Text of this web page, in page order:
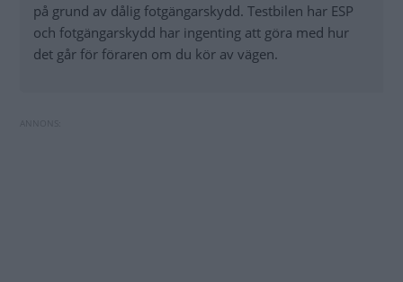
på grund av dålig fotgängarskydd. Testbilen har ESP
och fotgängarskydd har ingenting att göra med hur
det går för föraren om du kör av vägen.